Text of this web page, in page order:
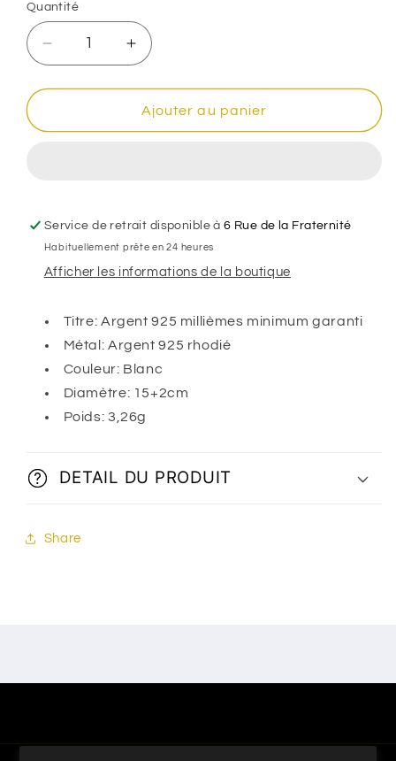
Quantité
Réduire
la
quantité
Bracelet
foot
émaillé,
Argent
Augmenter
la
quantité
de
Bracelet
foot
émaillé,
Argent
Ajouter au panier
Service de retrait disponible à6 Rue de la Fraternité
Habituellement prête en 24 heures
Afficher les informations de la boutique
Titre: Argent 925 millièmes minimum garanti
Métal: Argent 925 rhodié
Couleur: Blanc
Diamètre: 15+2cm
Poids: 3,26g
DETAIL DU PRODUIT
Share